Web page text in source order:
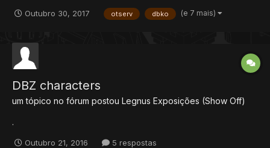
wersja edytowana z nowych uaktualnień następujące: * Hero -
Outubro 30, 2017 otserv dbko (e 7 mais)
DBZ characters
um tópico no fórum postou Legnus Exposições (Show Off)
.
Outubro 21, 2016 5 respostas